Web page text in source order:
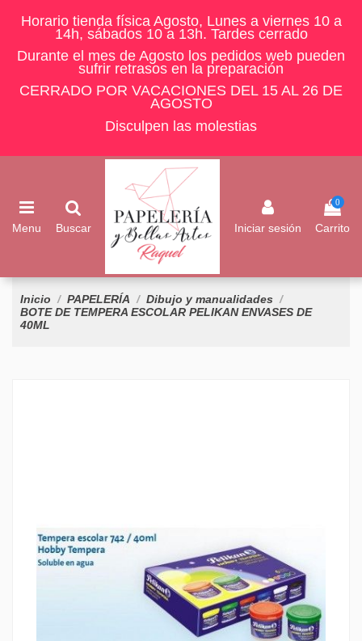
Horario tienda física Agosto, Lunes a viernes 10 a
14h, sábados 10 a 13h. Tardes cerrado
Durante el mes de Agosto los pedidos web pueden
sufrir retrasos en la preparación
CERRADO POR VACACIONES DEL 15 AL 26 DE
AGOSTO
Disculpen las molestias
Menu Buscar Iniciar sesión
0
Carrito
Inicio PAPELERÍA
Dibujo y manualidades
BOTE DE TEMPERA ESCOLAR PELIKAN ENVASES DE
40ML